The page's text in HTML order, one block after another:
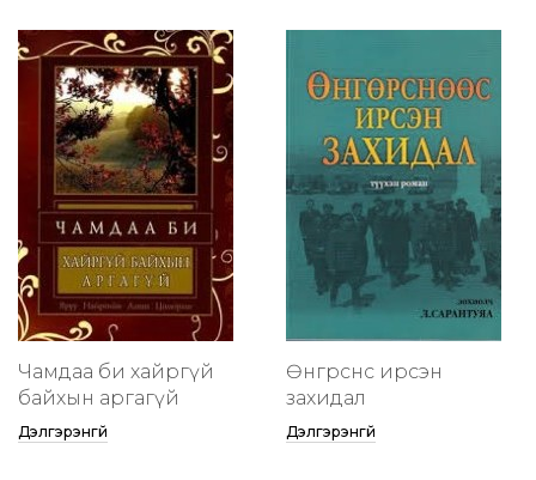
Чамдаа би хайргүй
байхын аргагүй
Дэлгэрэнгүй
Өнгөрснөөс ирсэн
захидал
Дэлгэрэнгүй